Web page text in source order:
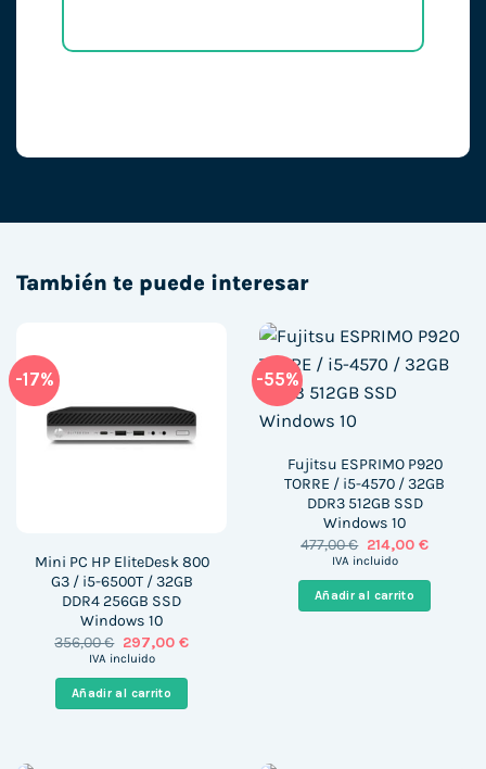
También te puede interesar
-17%
Mini PC HP EliteDesk 800
G3 / i5-6500T / 32GB
DDR4 256GB SSD
Windows 10
356,00€ El
precio
era:
356,00 €.
297,00 €El
es:
297,00 €.
IVA incluido
Añadir al carrito
-55%
Fujitsu ESPRIMO P920
TORRE / i5-4570 / 32GB
DDR3 512GB SSD
Windows 10
477,00€ El
precio
era:
477,00 €.
214,00 €El
es:
214,00 €.
IVA incluido
Añadir al carrito